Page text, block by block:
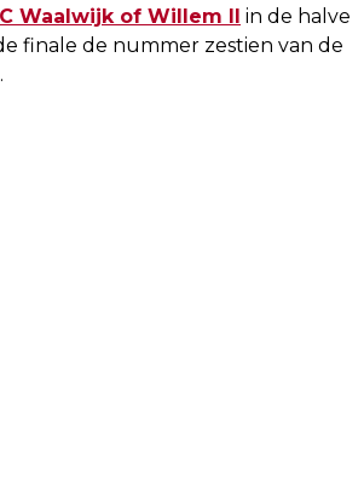
Waalwijk of Willem II in de halve
finale de nummer zestien van de